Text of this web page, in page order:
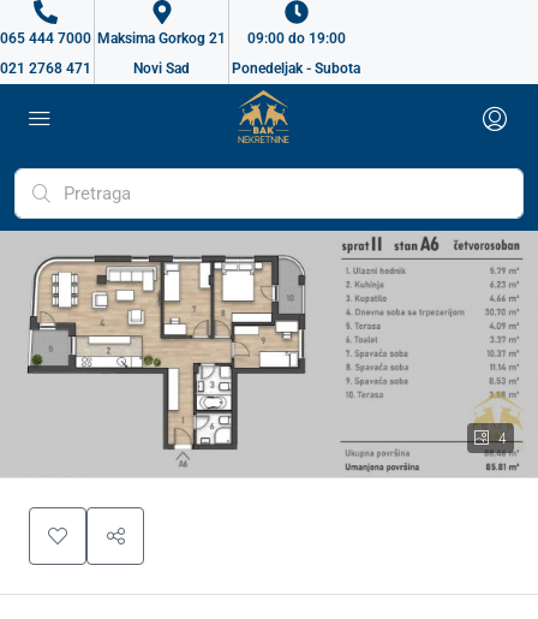
065 444 7000
021 2768 471
Maksima Gorkog 21
Novi Sad
09:00 do 19:00
Ponedeljak - Subota
4